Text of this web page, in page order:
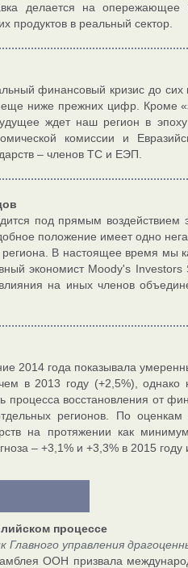
делается на
продуктов в реальный сектор.
финансовый кризис до
еще ниже прежних цифр. Кроме
ждет наш регион в
комиссии и
– членов ТС и ЕЭП.
под прямым воздействием
положение имеет одно
В настоящее время мы
экономист Moodу's
на иных членов
2014 года показывала
чем в 2013 году (+2,5%),
процесса восстановления от
регионов. По
на протяжении как
– +3,1% и +3,3% в 2015 году
процессе
управления
ООН призвала